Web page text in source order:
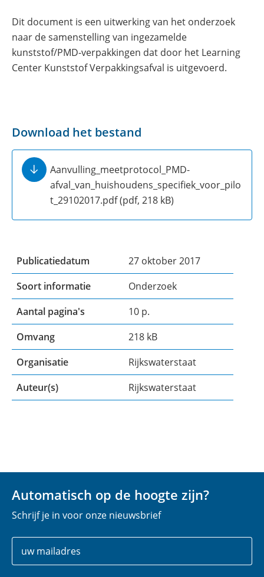
Dit document is een uitwerking van het onderzoek
naar de samenstelling van ingezamelde
kunststof/PMD-verpakkingen dat door het Learning
Center Kunststof Verpakkingsafval is uitgevoerd.
Download het bestand
Aanvulling_meetprotocol_PMD-
afval_van_huishoudens_specifiek_voor_pilo
t_29102017.pdf(pdf, 218 kB)
Publicatiedatum
27 oktober 2017
Soort informatie
Onderzoek
Aantal pagina's
10 p.
Omvang
218 kB
Organisatie
Rijkswaterstaat
Auteur(s)
Rijkswaterstaat
Automatisch op de hoogte zijn?
Schrijf je in voor onze nieuwsbrief
Uw
gegevens
E